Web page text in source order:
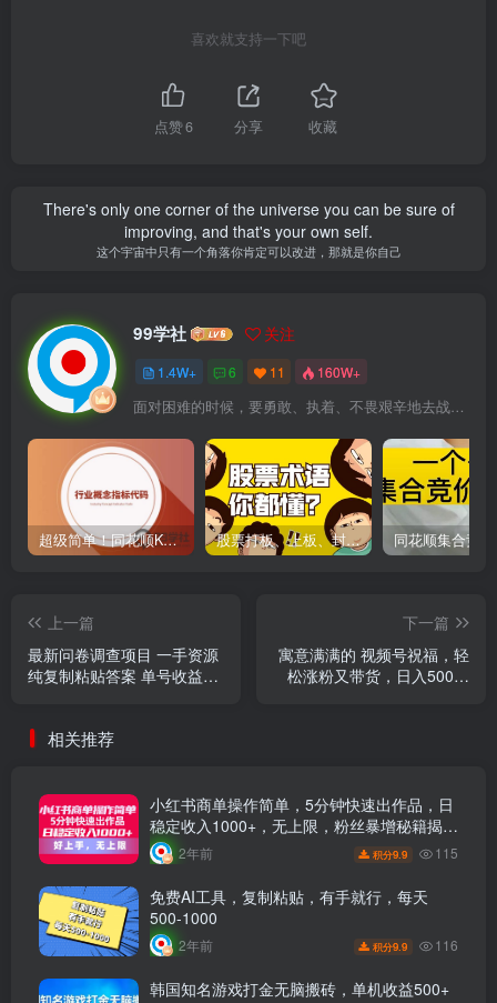
喜欢就支持一下吧
点赞6 分享 收藏
There's only one corner of the universe you can be sure of
improving, and that's your own self.
这个宇宙中只有一个角落你肯定可以改进，那就是你自己
99学社 关注
1.4W+ 6 11 160W+
面对困难的时候，要勇敢、执着、不畏艰辛地去战胜它
超级简单！同花顺K线界面显示行业概念指标代码图解 股票打板、上板、封板、翘板、炸板是什么意思？炒股你必须懂的暗语！
上一篇
最新问卷调查项目 一手资源
纯复制粘贴答案 单号收益
下一篇
寓意满满的 视频号祝福，轻
松涨粉又带货，日入500不
相关推荐
小红书商单操作简单，5分钟快速出作品，日
稳定收入1000+，无上限，粉丝暴增秘籍揭
秘！2年前 积分9.9 115
免费AI工具，复制粘贴，有手就行，每天
500-1000
2年前 积分9.9 116
韩国知名游戏打金无脑搬砖，单机收益500+